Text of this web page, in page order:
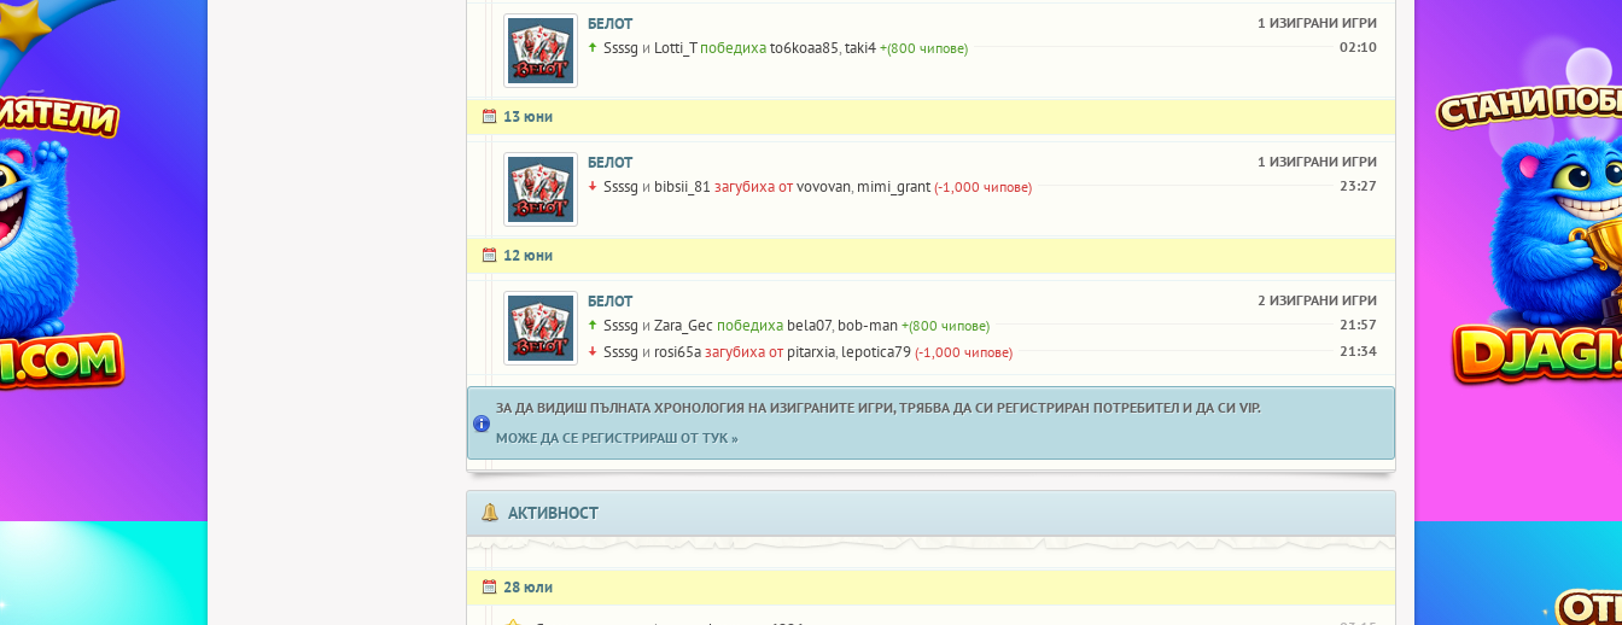
БЕЛОТ 1 ИЗИГРАНИ ИГРИ
Ssssg и Lotti_T победихаto6koaa85,taki4 +(800 чипове) 02:10
13 юни
БЕЛОТ 1 ИЗИГРАНИ ИГРИ
Ssssg и bibsii_81 загубиха отvovovan, mimi_grant (-1,000 чипове) 23:27
12 юни
БЕЛОТ 2 ИЗИГРАНИ ИГРИ
Ssssg и Zara_Gec победиха bela07, bob-man +(800 чипове) 21:57
Ssssg и rosi65aзагубиха от pitarxia, lepotica79 (-1,000 чипове) 21:34
ЗА ДА ВИДИШ ПЪЛНАТА ХРОНОЛОГИЯ НА ИЗИГРАНИТЕ ИГРИ, ТРЯБВА ДА СИ РЕГИСТРИРАН ПОТРЕБИТЕЛ И ДА СИ VIP.
МОЖЕ ДА СЕ РЕГИСТРИРАШ ОТ ТУК »
АКТИВНОСТ
28 юли